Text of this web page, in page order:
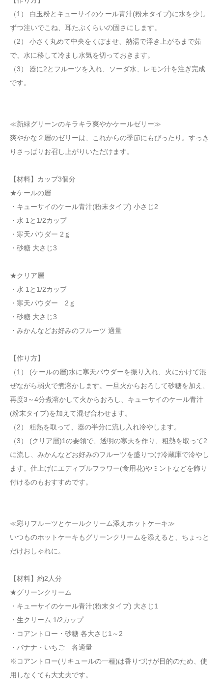
（1） 白玉粉とキューサイのケール青汁(粉末タイプ)に水を少し
ずつ注いでこね、耳たぶくらいの固さにします。
（2） 小さく丸めて中央をくぼませ、熱湯で浮き上がるまで茹
で、水に移して冷まし水気を切っておきます。
（3） 器に2とフルーツを入れ、ソーダ水、レモン汁を注ぎ完成
です。
≪新緑グリーンのキラキラ爽やかケールゼリー≫
爽やかな２層のゼリーは、これからの季節にもぴったり。すっき
りさっぱりお召し上がりいただけます。
【材料】カップ3個分
★ケールの層
・キューサイのケール青汁(粉末タイプ) 小さじ2
・水 1と1/2カップ
・寒天パウダー 2ｇ
・砂糖 大さじ3
★クリア層
・水 1と1/2カップ
・寒天パウダー 2ｇ
・砂糖 大さじ3
・みかんなどお好みのフルーツ 適量
【作り方】
（1） (ケールの層)水に寒天パウダーを振り入れ、火にかけて混
ぜながら弱火で煮溶かします。一旦火からおろして砂糖を加え、
再度3～4分煮溶かして火からおろし、キューサイのケール青汁
(粉末タイプ)を加えて混ぜ合わせます。
（2） 粗熱を取って、器の半分に流し入れ冷やします。
（3） (クリア層)1の要領で、透明の寒天を作り、粗熱を取って2
に流し、みかんなどお好みのフルーツを盛りつけ冷蔵庫で冷やし
ます。仕上げにエディブルフラワー(食用花)やミントなどを飾り
付けるのもおすすめです。
≪彩りフルーツとケールクリーム添えホットケーキ≫
いつものホットケーキもグリーンクリームを添えると、ちょっと
だけおしゃれに。
【材料】約2人分
★グリーンクリーム
・キューサイのケール青汁(粉末タイプ) 大さじ1
・生クリーム 1/2カップ
・コアントロー・砂糖 各大さじ1～2
・バナナ・いちご 各適量
※コアントロー(リキュールの一種)は香りづけが目的のため、使
用しなくても大丈夫です。